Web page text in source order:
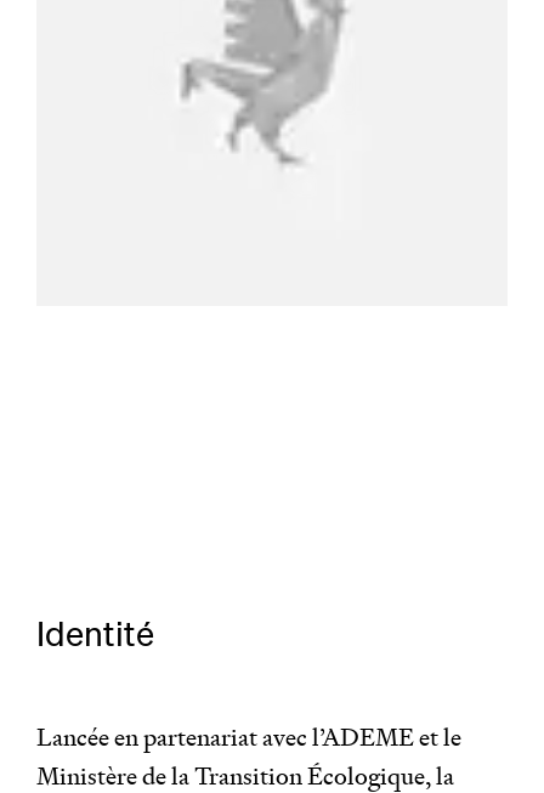
Identité
Lancée en partenariat avec l’ADEME et le
Ministère de la Transition Écologique, la